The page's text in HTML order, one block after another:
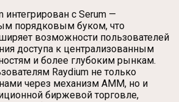
интегрирован с Serum —
порядковым буком, что
возможности пользователей
доступа к централизованным
и более глубоким рынкам.
Raydium не только
через механизм AMM, но и
биржевой торговле,